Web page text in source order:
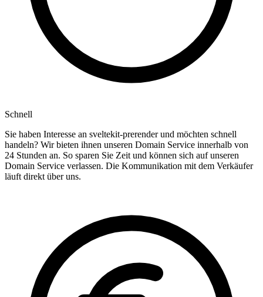
Schnell
Sie haben Interesse an sveltekit-prerender und möchten schnell
handeln? Wir bieten ihnen unseren Domain Service innerhalb von
24 Stunden an. So sparen Sie Zeit und können sich auf unseren
Domain Service verlassen. Die Kommunikation mit dem Verkäufer
läuft direkt über uns.